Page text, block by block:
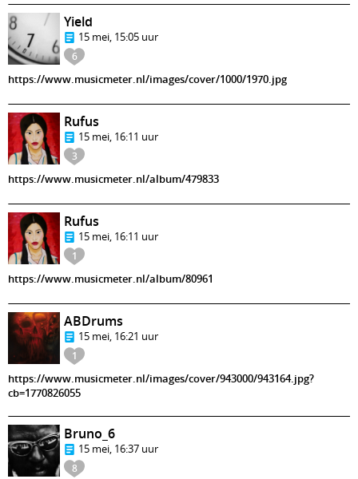
6
Yield
15 mei, 15:05 uur
https://www.musicmeter.nl/images/cover/1000/1970.jpg
3
Rufus
15 mei, 16:11 uur
https://www.musicmeter.nl/album/479833
1
Rufus
15 mei, 16:11 uur
https://www.musicmeter.nl/album/80961
1
ABDrums
15 mei, 16:21 uur
https://www.musicmeter.nl/images/cover/943000/943164.jpg?
cb=1770826055
8
Bruno_6
15 mei, 16:37 uur